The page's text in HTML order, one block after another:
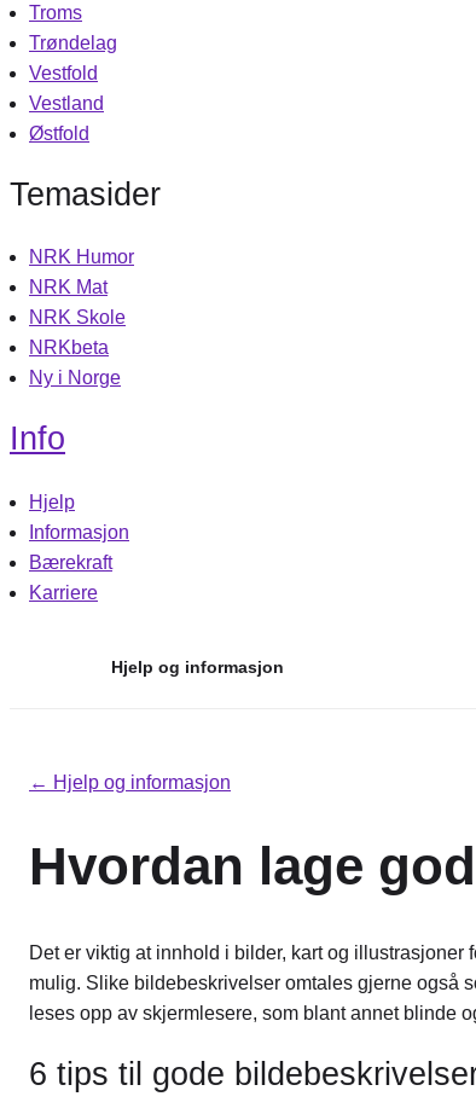
Troms
Trøndelag
Vestfold
Vestland
Østfold
Temasider
NRK Humor
NRK Mat
NRK Skole
NRKbeta
Ny i Norge
Info
Hjelp
Informasjon
Bærekraft
Karriere
Hjelp og informasjon
innhold
← Hjelp og informasjon
Hvordan lage
Det er viktig at innhold i bilder, kart og
mulig. Slike bildebeskrivelser omtales gjerne også
leses opp av skjermlesere, som blant annet blinde
6 tips til gode